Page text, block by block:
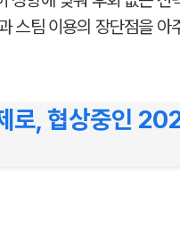
스팀 이용의 장단점을
로, 협상중인